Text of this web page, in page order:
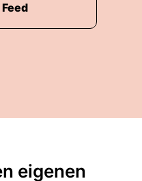
Feed
eigenen